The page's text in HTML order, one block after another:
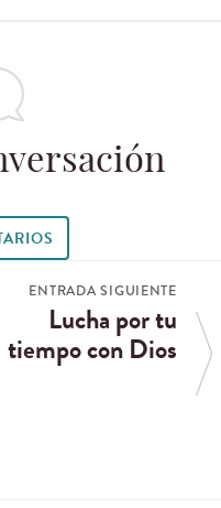
ENTRADA SIGUIENTE
Lucha por tu
tiempo con Dios